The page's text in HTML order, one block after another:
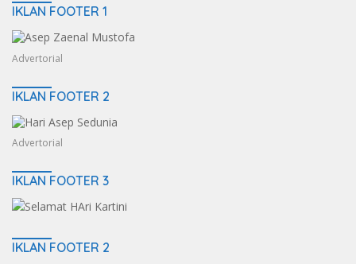
IKLAN FOOTER 1
Advertorial
IKLAN FOOTER 2
Advertorial
IKLAN FOOTER 3
IKLAN FOOTER 2